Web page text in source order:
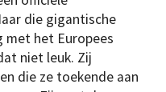
die gigantische
het Europees
niet leuk. Zij
die ze toekende aan